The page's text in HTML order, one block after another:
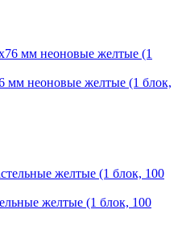
мм неоновые желтые (1 блок,
желтые (1 блок, 100